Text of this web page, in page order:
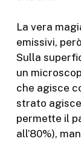
La vera
emissivi,
Sulla
un
che agisce
strato
permette il
all’80%),